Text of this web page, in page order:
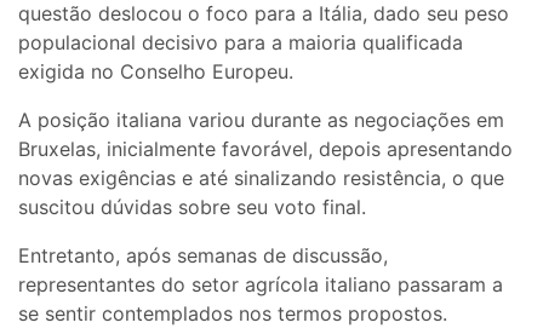
questão deslocou o foco para a Itália, dado seu peso
populacional decisivo para a maioria qualificada
exigida no Conselho Europeu.
A posição italiana variou durante as negociações em
Bruxelas, inicialmente favorável, depois apresentando
novas exigências e até sinalizando resistência, o que
suscitou dúvidas sobre seu voto final.
Entretanto, após semanas de discussão,
representantes do setor agrícola italiano passaram a
se sentir contemplados nos termos propostos.